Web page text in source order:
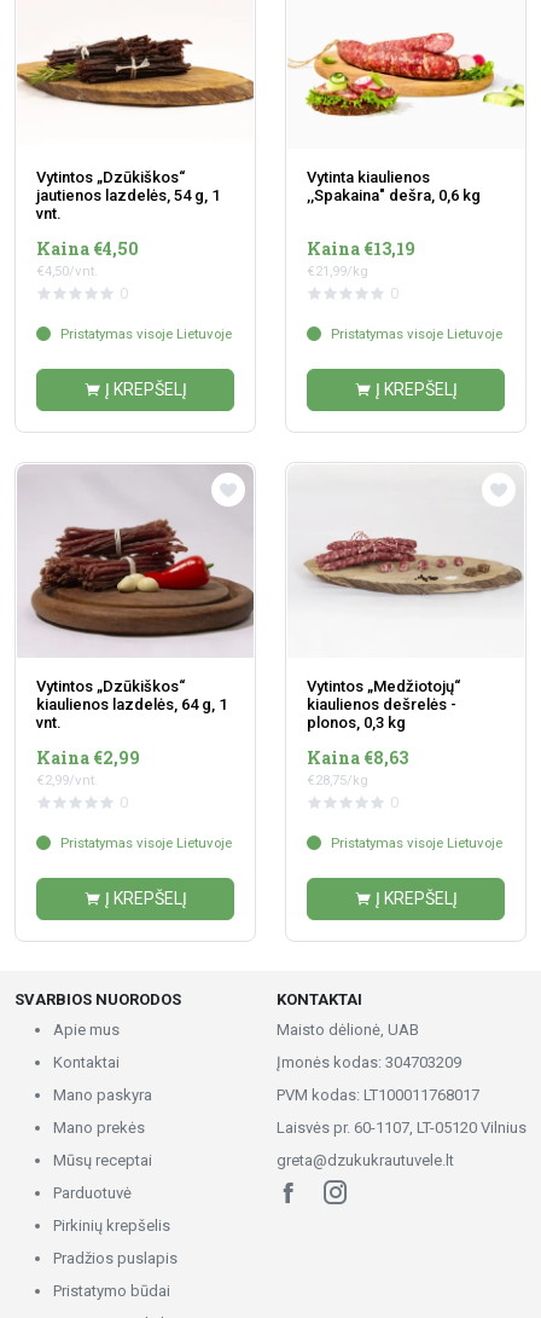
Vytintos „Dzūkiškos“
jautienos lazdelės, 54 g, 1
vnt.
Kaina €4,50
€4,50/vnt.
0
Pristatymas visoje Lietuvoje
Į KREPŠELĮ
Vytinta kiaulienos
,,Spakaina" dešra, 0,6 kg
Kaina €13,19
€21,99/kg
0
Pristatymas visoje Lietuvoje
Į KREPŠELĮ
Vytintos „Dzūkiškos“
kiaulienos lazdelės, 64 g, 1
vnt.
Kaina €2,99
€2,99/vnt.
0
Pristatymas visoje Lietuvoje
Į KREPŠELĮ
Vytintos „Medžiotojų“
kiaulienos dešrelės -
plonos, 0,3 kg
Kaina €8,63
€28,75/kg
0
Pristatymas visoje Lietuvoje
Į KREPŠELĮ
SVARBIOS NUORODOS
Apie mus
Kontaktai
Mano paskyra
Mano prekės
Mūsų receptai
Parduotuvė
Pirkinių krepšelis
Pradžios puslapis
Pristatymo būdai
KONTAKTAI
Maisto dėlionė, UAB
Įmonės kodas: 304703209
PVM kodas: LT100011768017
Laisvės pr. 60-1107, LT-05120 Vilnius
greta@dzukukrautuvele.lt